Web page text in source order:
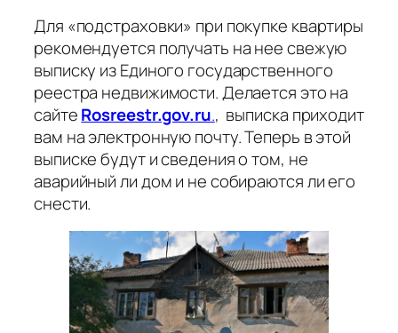
Для «подстраховки» при покупке квартиры
рекомендуется получать на нее свежую
выписку из Единого государственного
реестра недвижимости. Делается это на
сайтеRosreestr.gov.ru., выписка приходит
вам на электронную почту. Теперь в этой
выписке будут и сведения о том, не
аварийный ли дом и не собираются ли его
снести.